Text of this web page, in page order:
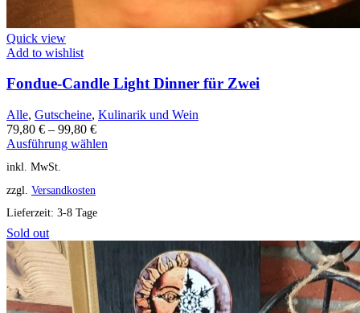
Quick view
Add to wishlist
Fondue-Candle Light Dinner für Zwei
Alle, Gutscheine, Kulinarik und Wein
79,80 € – 99,80 €
Ausführung wählen
inkl. MwSt.
zzgl. Versandkosten
Lieferzeit: 3-8 Tage
Sold out